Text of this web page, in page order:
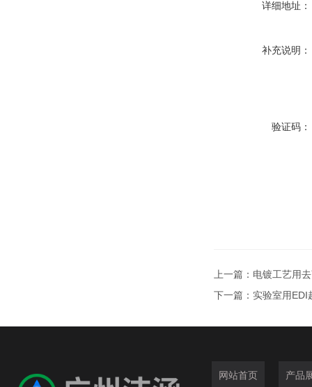
详细地址：
补充说明：
验证码：
上一篇： 电镀工艺用
下一篇： 实验室用EDI
网站首页 产品